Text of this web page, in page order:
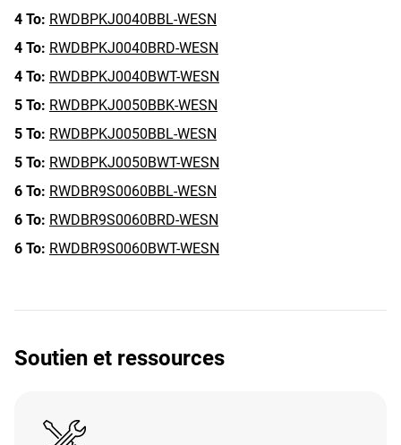
4 To: RWDBPKJ0040BBL-WESN
4 To: RWDBPKJ0040BRD-WESN
4 To: RWDBPKJ0040BWT-WESN
5 To: RWDBPKJ0050BBK-WESN
5 To: RWDBPKJ0050BBL-WESN
5 To: RWDBPKJ0050BWT-WESN
6 To: RWDBR9S0060BBL-WESN
6 To: RWDBR9S0060BRD-WESN
6 To: RWDBR9S0060BWT-WESN
Soutien et ressources